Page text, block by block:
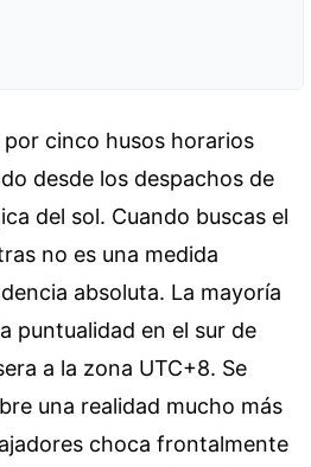
cinco husos horarios
desde los despachos de
del sol. Cuando buscas el
no es una medida
absoluta. La mayoría
puntualidad en el sur de
a la zona UTC+8. Se
una realidad mucho más
choca frontalmente